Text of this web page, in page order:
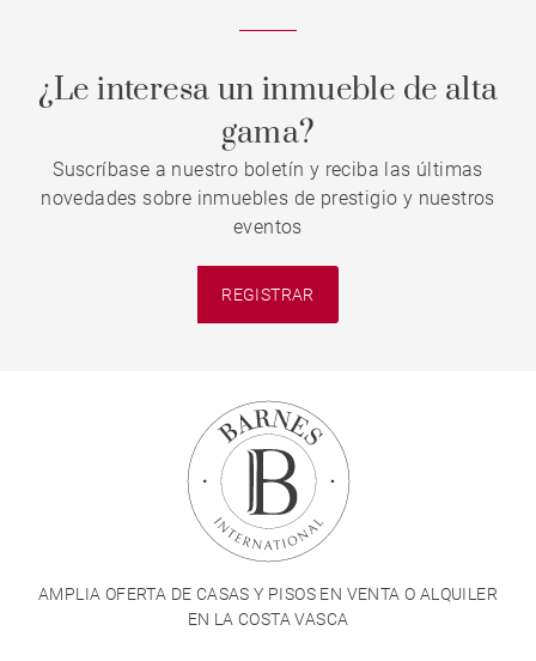
¿Le interesa un inmueble de alta
gama?
Suscríbase a nuestro boletín y reciba las últimas
novedades sobre inmuebles de prestigio y nuestros
eventos
REGISTRAR
AMPLIA OFERTA DE CASAS Y PISOS EN VENTA O ALQUILER
EN LA COSTA VASCA